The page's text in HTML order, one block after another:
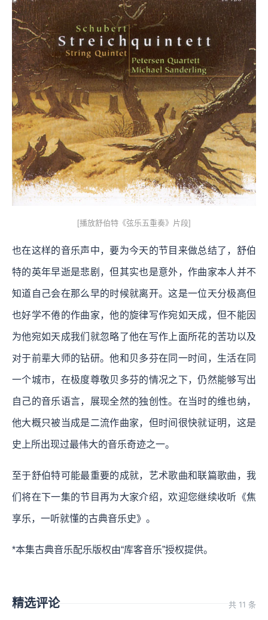
[播放舒伯特《弦乐五重奏》片段]
也在这样的音乐声中，要为今天的节目来做总结了，舒伯
特的英年早逝是悲剧，但其实也是意外，作曲家本人并不
知道自己会在那么早的时候就离开。这是一位天分极高但
也好学不倦的作曲家，他的旋律写作宛如天成，但不能因
为他宛如天成我们就忽略了他在写作上面所花的苦功以及
对于前辈大师的钻研。他和贝多芬在同一时间，生活在同
一个城市，在极度尊敬贝多芬的情况之下，仍然能够写出
自己的音乐语言，展现全然的独创性。在当时的维也纳，
他大概只被当成是二流作曲家，但时间很快就证明，这是
史上所出现过最伟大的音乐奇迹之一。
至于舒伯特可能最重要的成就，艺术歌曲和联篇歌曲，我
们将在下一集的节目再为大家介绍，欢迎您继续收听《焦
享乐，一听就懂的古典音乐史》。
*本集古典音乐配乐版权由“库客音乐”授权提供。
精选评论 共 11 条